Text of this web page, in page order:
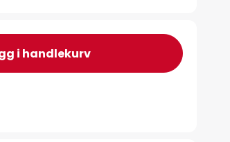
i handlekurv